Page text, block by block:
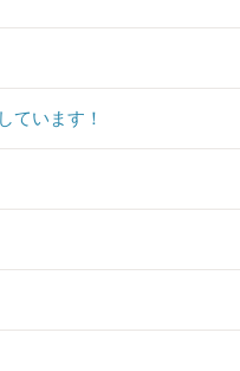
ています！